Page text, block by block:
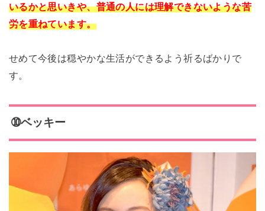
いるかと思いきや、普通の人には理解できないような苦
労を重ねています。
せめて今後は穏やかな生活ができるよう祈るばかりで
す。
➉ベッキー